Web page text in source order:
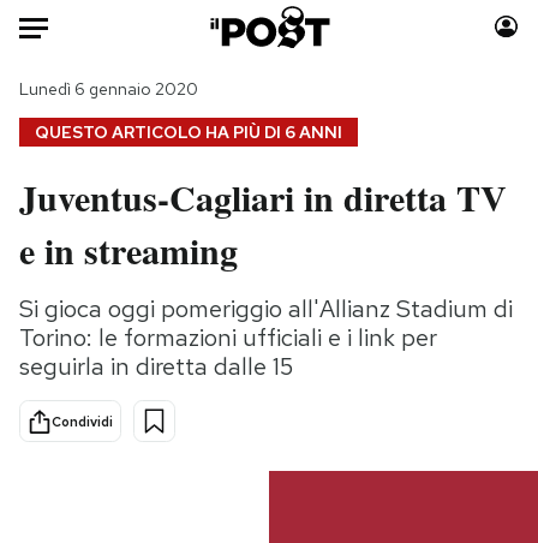
HOME
Italia
Politica
Tecnologia
Internet
Scienza
Cultura
Economia
Moda
Storie/Idee
Ok Boomer!
QUESTO ARTICOLO HA PIÙ DI 6 ANNI
Lunedì 6 gennaio 2020
Juventus-Cagliari in diretta TV
e in streaming
Si gioca oggi pomeriggio all'Allianz Stadium di
Torino: le formazioni ufficiali e i link per
seguirla in diretta dalle 15
Condividi